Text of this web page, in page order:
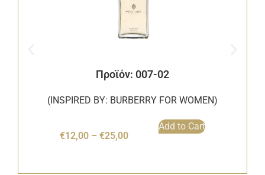
Προϊόν: 007-02
(INSPIRED BY: BURBERRY FOR WOMEN)
€12,00 – €25,00
Add to Cart